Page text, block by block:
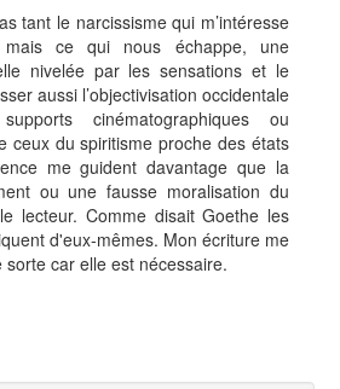
tant le narcissisme qui m’intéresse
mais ce qui nous échappe, une
nivelée par les sensations et le
aussi l’objectivisation occidentale
cinématographiques ou
ceux du spiritisme proche des états
me guident davantage que la
ou une fausse moralisation du
lecteur. Comme disait Goethe les
d'eux-mêmes. Mon écriture me
car elle est nécessaire.